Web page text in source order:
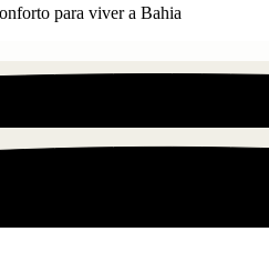
para viver a Bahia